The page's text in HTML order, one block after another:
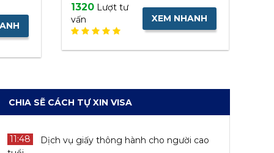
2081
Lượt tư
vấn
1320Lượt tư
vấn
XEM NHANH
CHIA SẼ CÁCH TỰ XIN VISA
11:48
Dịch vụ giấy thông hành cho người cao